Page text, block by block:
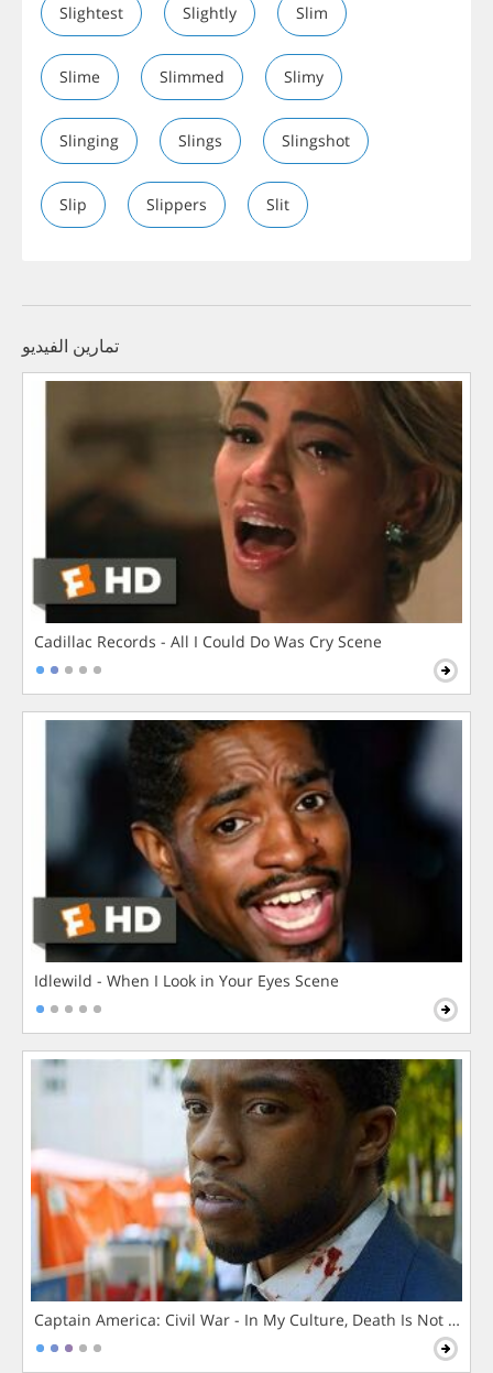
Slightest Slightly Slim
Slime Slimmed Slimy
Slinging Slings Slingshot
Slip Slippers Slit
تمارين الفيديو
Cadillac Records - All I Could Do Was Cry Scene
Idlewild - When I Look in Your Eyes Scene
Captain America: Civil War - In My Culture, Death Is Not The